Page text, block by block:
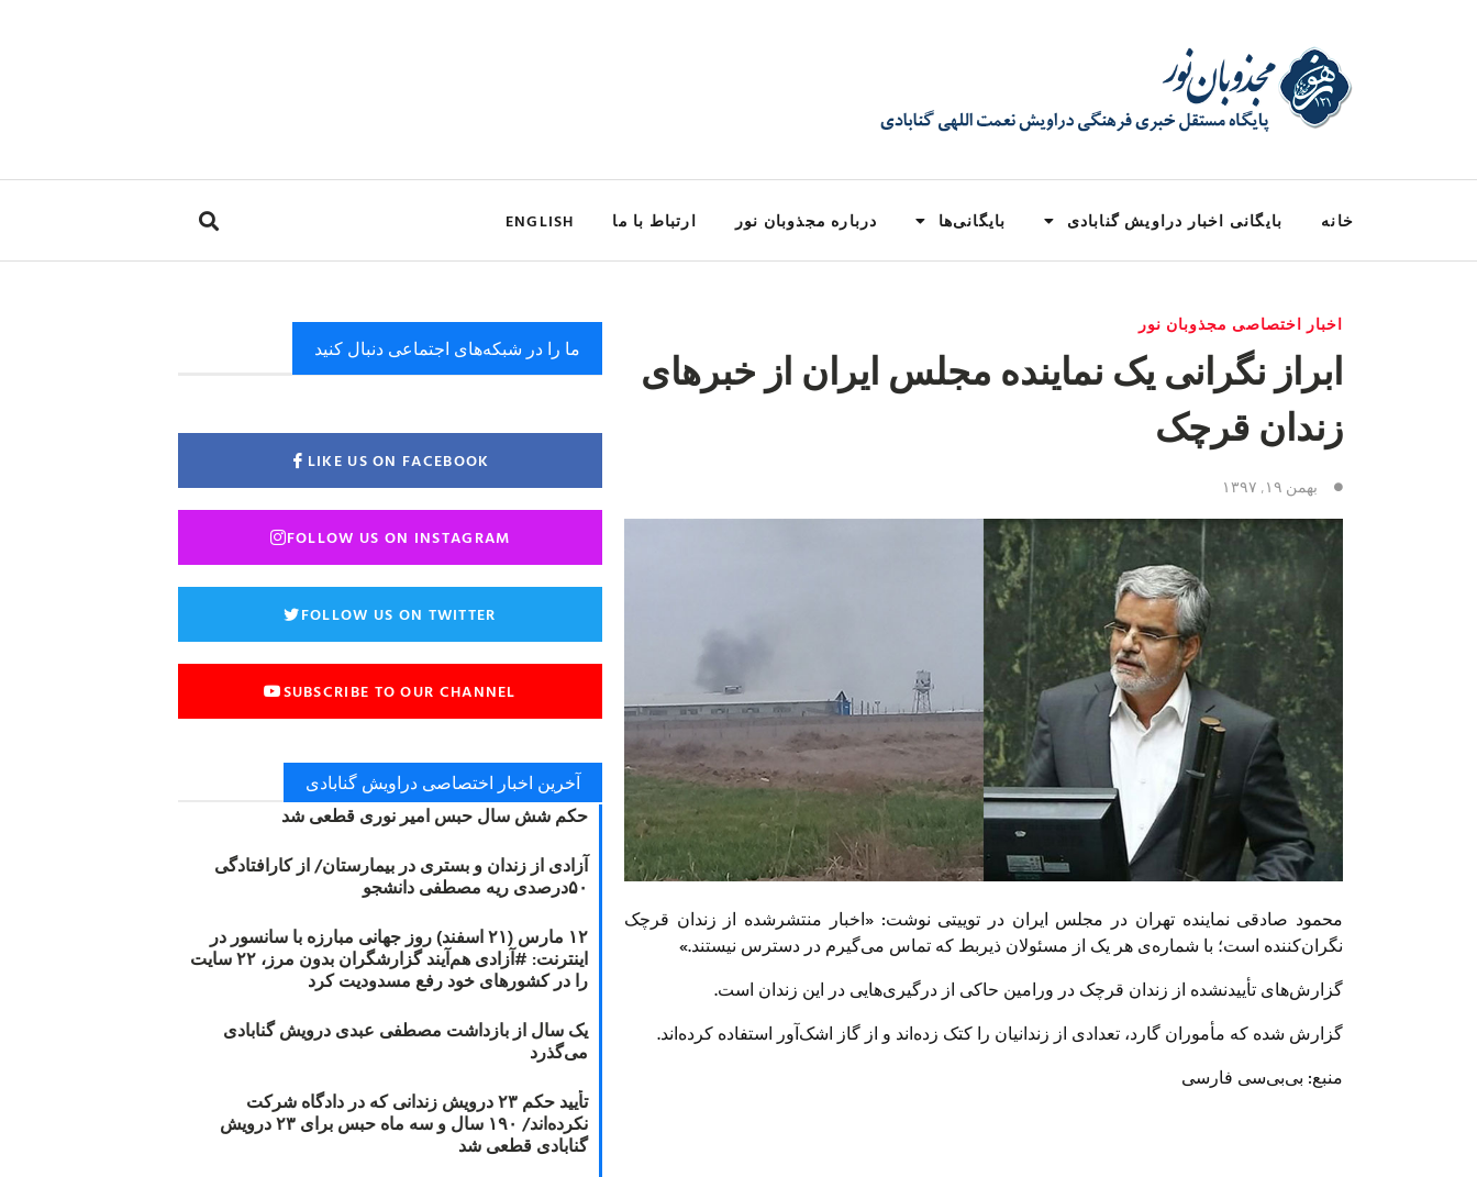
خانه بایگانی اخبار دراویش گنابادی بایگانی‌ها درباره مجذوبان نور ارتباط با ما ENGLISH
اخبار اختصاصی مجذوبان نور
ابراز نگرانی یک نماینده مجلس ایران از خبرهای
زندان قرچک
بهمن ۱۹, ۱۳۹۷
محمود صادقی نماینده تهران در مجلس ایران در توییتی نوشت: «اخبار منتشرشده از زندان قرچک
نگران‌کننده است؛ با شماره‌ی هر یک از مسئولان ذیربط که تماس می‌گیرم در دسترس نیستند.»
گزارش‌های تأییدنشده از زندان قرچک در ورامین حاکی از درگیری‌هایی در این زندان است.
گزارش شده که مأموران گارد، تعدادی از زندانیان را کتک زده‌اند‌ و از گاز اشک‌آور استفاده کرده‌اند.
منبع: بی‌بی‌سی فارسی
ما را در شبکه‌های اجتماعی دنبال کنید
LIKE US ON FACEBOOK
FOLLOW US ON INSTAGRAM
FOLLOW US ON TWITTER
SUBSCRIBE TO OUR CHANNEL
آخرین اخبار اختصاصی دراویش گنابادی
حکم شش سال حبس امیر نوری قطعی شد
آزادی از زندان و بستری در بیمارستان/ از کارافتادگی
۵۰درصدی ریه مصطفی دانشجو
۱۲ مارس (۲۱ اسفند) روز جهانی مبارزه با سانسور در
اینترنت: #آزادی هم‌آیند گزارشگران‌ بدون مرز، ۲۲ سایت
را در کشورهای خود رفع مسدودیت کرد
یک سال از بازداشت مصطفی عبدی درویش گنابادی
می‌گذرد
تأیید حکم ۲۳ درویش زندانی که در دادگاه شرکت
نکرده‌اند/ ۱۹۰ سال و سه ماه حبس برای ۲۳ درویش
گنابادی قطعی شد